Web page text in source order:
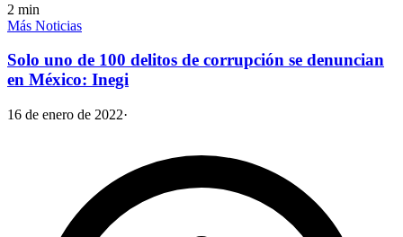
2 min
Más Noticias
Solo uno de 100 delitos de corrupción se denuncian
en México: Inegi
16 de enero de 2022·